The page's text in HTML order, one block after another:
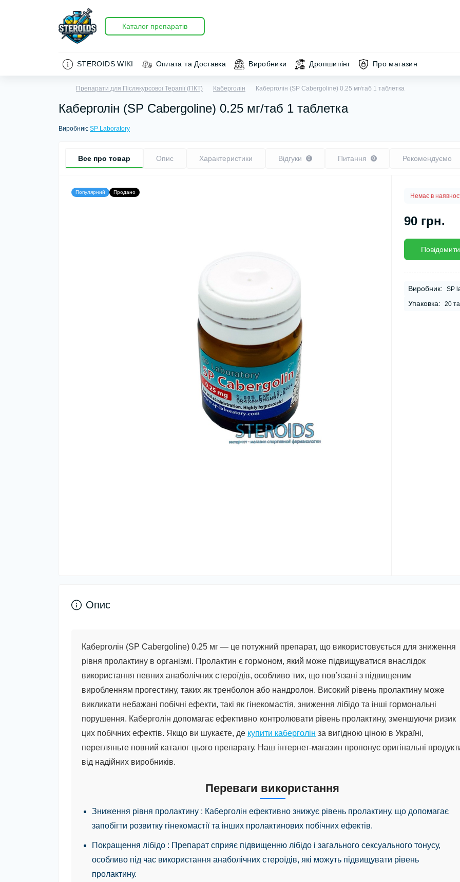
Каталог препаратів
STEROIDS WIKI Оплата та Доставка Виробники Дропшипінг Про магазин
Препарати для Післякурсової Терапії (ПКТ) Каберголін Каберголін (SP Cabergoline) 0.25 мг/таб 1 таблетка
Каберголін (SP Cabergoline) 0.25 мг/таб 1 таблетка
Виробник: SP Laboratory
Все про товар Опис Характеристики Відгуки 0 Питання 0 Рекомендуємо
Популярний Продано Немає в
90 грн.
Виробник: SP
Упаковка: 20
Опис
Каберголін (SP Cabergoline) 0.25 мг — це потужний препарат, що використовується для зниження
рівня пролактину в організмі. Пролактин є гормоном, який може підвищуватися внаслідок
використання певних анаболічних стероїдів, особливо тих, що пов’язані з підвищеним
виробленням прогестину, таких як тренболон або нандролон. Високий рівень пролактину може
викликати небажані побічні ефекти, такі як гінекомастія, зниження лібідо та інші гормональні
порушення. Каберголін допомагає ефективно контролювати рівень пролактину, зменшуючи ризик
цих побічних ефектів. Якщо ви шукаєте, де купити каберголін за вигідною ціною в Україні,
перегляньте повний каталог цього препарату. Наш інтернет-магазин пропонує оригінальні
від надійних виробників.
Переваги використання
Зниження рівня пролактину : Каберголін ефективно знижує рівень пролактину, що допомагає
запобігти розвитку гінекомастії та інших пролактинових побічних ефектів.
Покращення лібідо : Препарат сприяє підвищенню лібідо і загального сексуального тонусу,
особливо під час використання анаболічних стероїдів, які можуть підвищувати рівень
пролактину.